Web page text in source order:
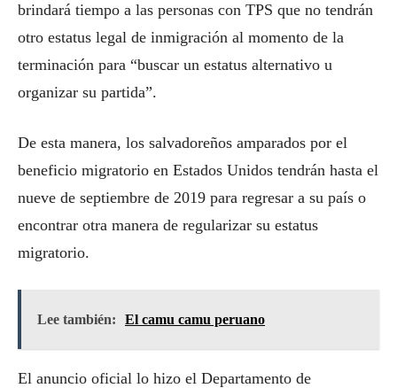
brindará tiempo a las personas con TPS que no tendrán
otro estatus legal de inmigración al momento de la
terminación para “buscar un estatus alternativo u
organizar su partida”.
De esta manera, los salvadoreños amparados por el
beneficio migratorio en Estados Unidos tendrán hasta el
nueve de septiembre de 2019 para regresar a su país o
encontrar otra manera de regularizar su estatus
migratorio.
Lee también: El camu camu peruano
El anuncio oficial lo hizo el Departamento de